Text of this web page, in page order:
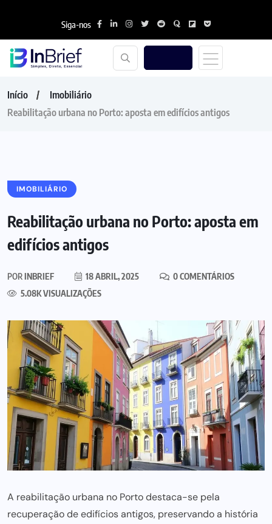
Siga-nos
Início
Imobiliário
Reabilitação urbana no Porto: aposta em edifícios antigos
IMOBILIÁRIO
Reabilitação urbana no Porto: aposta em
edifícios antigos
PORINBRIEF 18 ABRIL, 2025
0 COMENTÁRIOS
5.08K VISUALIZAÇÕES
A reabilitação urbana no Porto destaca-se pela
recuperação de edifícios antigos, preservando a história